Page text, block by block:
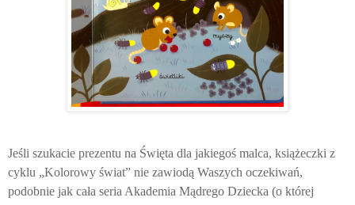
Jeśli szukacie prezentu na Święta dla jakiegoś malca, książeczki z
cyklu „Kolorowy świat” nie zawiodą Waszych oczekiwań,
podobnie jak cała seria Akademia Mądrego Dziecka (o której